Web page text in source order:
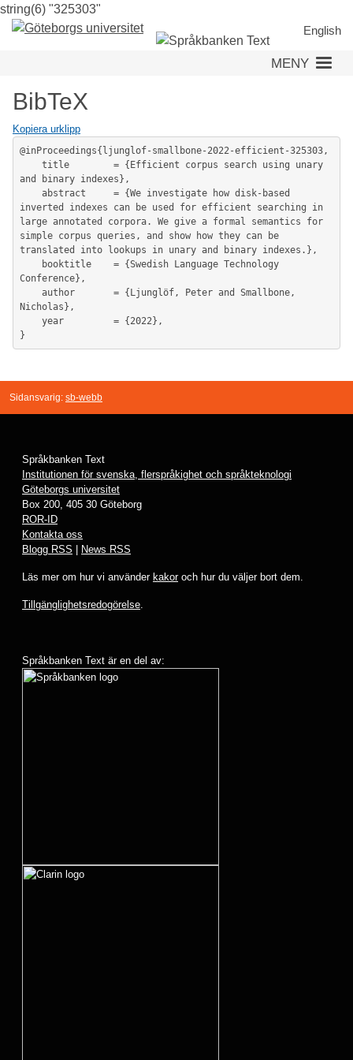
string(6) "325303"
till
huvudinnehåll
English
MENY
BibTeX
Kopiera urklipp
@inProceedings{ljunglof-smallbone-2022-efficient-325303,
and binary indexes},
inverted indexes can be used for efficient searching in
large annotated corpora. We give a formal semantics for
simple corpus queries, and show how they can be
translated into lookups in unary and binary indexes.},
Conference},
Nicholas},
Sidansvarig: sb-webb
Språkbanken Text
Institutionen för svenska, flerspråkighet och språkteknologi
Göteborgs universitet
Box 200, 405 30 Göteborg
ROR-ID
Kontakta oss
Blogg RSS
News RSS
Läs mer om hur vi använder kakoroch hur du väljer bort dem.
Tillgänglighetsredogörelse.
Språkbanken Text är en del av: